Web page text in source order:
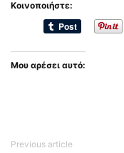
Κοινοποιήστε:
Μου αρέσει αυτό:
Previous article